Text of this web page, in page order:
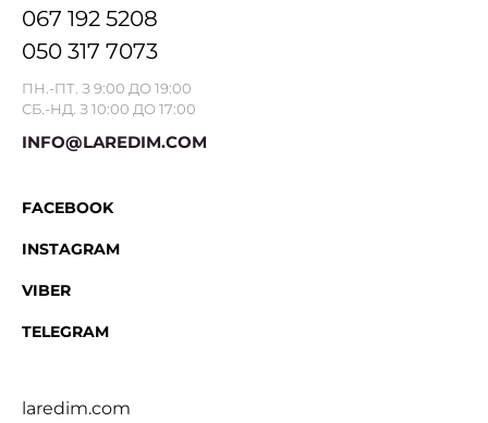
067 192 5208
050 317 7073
ПН.-ПТ. З 9:00 ДО 19:00
СБ.-НД. З 10:00 ДО 17:00
INFO@LAREDIM.COM
FACEBOOK
INSTAGRAM
VIBER
TELEGRAM
laredim.com